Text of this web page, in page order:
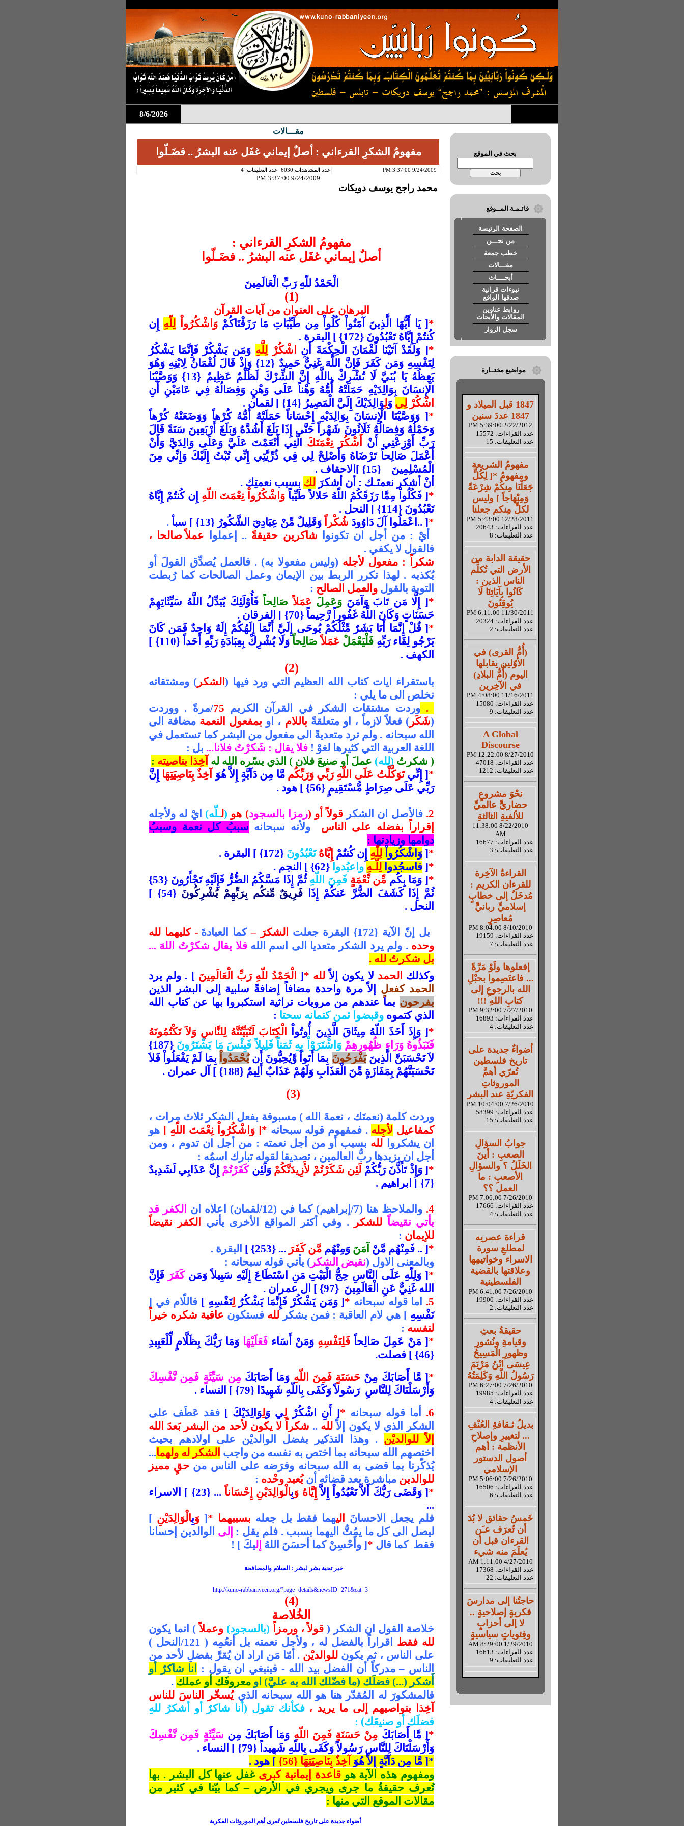
8/6/2026
بحث في الموقع
قائـمـة المــوقع
الصفحة الرئيسة
من نحـــن
خطب جمعة
مقـــالات
أبحــــاث
نبوءات قرانية
صدقها الواقع
روابط عناوين
المقالات والأبحاث
سجل الزوار
مواضيع مختــارة
1847 قبل الميلاد و
1847 عددَ سنين
2/22/2012 5:39:00 PM
عدد القراءات: 15572
عدد التعليقات: 15
مفهومُ الشريعة
ومفهومُ *[ لِكُلٍّ
جَعَلْنَا مِنكُمْ شِرْعَةً
وَمِنْهَاجاً ] وليس
لكلٍّ مِنكم جعلنا
12/28/2011 5:43:00 PM
عدد القراءات: 20643
عدد التعليقات: 8
حقيقة الدابة من
الأرض التي تُكلِّم
الناس الذين :
كَانُوا بِآيَاتِنَا لَا
يُوقِنُونَ
11/30/2011 6:11:00 PM
عدد القراءات: 20324
عدد التعليقات: 2
(أُمُّ القرى) في
الأوّلين يقابلها
اليوم (أُمُّ البلادِ)
في الآخِرين
11/16/2011 4:08:00 PM
عدد القراءات: 15080
عدد التعليقات: 9
A Global
Discourse
8/27/2010 12:22:00 PM
عدد القراءات: 47018
عدد التعليقات: 1212
نحْوَ مشروعٍ
حضاريٍّ عالميٍّ
للألفيةِ الثالثةِ
8/22/2010 11:38:00
AM
عدد القراءات: 16677
عدد التعليقات: 3
القراءةُ الآخِرة
للقرءان الكريم :
مُدخَلٌ إلى خطابٍ
إسلاميٍّ ربانيٍّ
مُعاصِرٍ
8/10/2010 8:04:00 PM
عدد القراءات: 19159
عدد التعليقات: 7
إفعلوها ولَوْ مَرَّةً
... فاعتَصِموا بحبْلِ
الله بالرجوعِ إلى
كتابِ اللهِ !!!
7/27/2010 9:32:00 PM
عدد القراءات: 16893
عدد التعليقات: 4
أضواءٌ جديدة على
تاريخ فلسطين
تُعرّي أهمَّ
الموروثاتِ
الفكريّةِ عند البشر
7/26/2010 10:04:00 PM
عدد القراءات: 58399
عدد التعليقات: 15
جوابُ السؤالِ
الصعبِ : أينَ
الخَلَلُ ؟ والسؤالِ
الأصعبِ : ما
العمل ؟؟
7/26/2010 7:06:00 PM
عدد القراءات: 17666
عدد التعليقات: 4
قراءة عصريه
لمطلعِ سورة
الاسراء وخواتيمِها
وعلاقتها بالقضية
الفلسطينية
7/26/2010 6:41:00 PM
عدد القراءات: 19900
عدد التعليقات: 2
حقيقةُ بعثِ
وقيامةِ ونُشورِ
وظهورِ الْمَسِيحُ
عِيسَى ابْنُ مَرْيَمَ
رَسُولُ اللّهِ وَكَلِمَتُهُ
7/26/2010 6:27:00 PM
عدد القراءات: 19985
عدد التعليقات: 4
بديلُ ثـقافةِ العُنْفِ
... لتغييرِ وإصلاحِ
الأنظمة : أهم
أصول الدستور
الإسلامي
7/26/2010 5:06:00 PM
عدد القراءات: 16506
عدد التعليقات: 6
خَمسُ حقائق لا بُدَ
أن تُعرَف عـَن
القرءان قبل أن
يُعلَمَ منه شيء
4/27/2010 1:11:00 AM
عدد القراءات: 17368
عدد التعليقات: 22
حاجتُنا إلى مدارسَ
فكريةٍ إصلاحيةٍ ..
لا إلى أحزابٍ
وفِئوياتٍ سياسيةٍ
1/29/2010 8:29:00 AM
عدد القراءات: 16613
عدد التعليقات: 9
مقـــالات
مفهومُ الشكرِ القرءاني : أصلٌ إيماني غفَل عنه البشرُ .. فضَـلّوا
9/24/2009 3:37:00 PM عدد المشاهدات:6030 عدد التعليقات: 4
9/24/2009 3:37:00 PM
محمد راجح يوسف دويكات
مفهومُ الشكرِ القرءاني :
أصلٌ إيماني غفَل عنه البشرُ .. فضَـلّوا
الْحَمْدُ للّهِ رَبِّ الْعَالَمِينَ
(1)
البرهان على العنوان من آيات القرآن
*[ يَا أَيُّهَا الَّذِينَ آمَنُواْ كُلُواْ مِن طَيِّبَاتِ مَا رَزَقْنَاكُمْ وَاشْكُرُواْ لِلّهِ
إِن
كُنتُمْ إِيَّاهُ تَعْبُدُونَ {172}
[ البقرة .
*[ وَلَقَدْ آتَيْنَا لُقْمَانَ الْحِكْمَةَ أَنِ اشْكُرْلِلَّهِ وَمَن يَشْكُرْ فَإِنَّمَا يَشْكُرُ
لِنَفْسِهِ وَمَن كَفَرَ فَإِنَّ اللَّهَ غَنِيٌّ حَمِيدٌ {12} وَإِذْ قَالَ لُقْمَانُ لِابْنِهِ وَهُوَ
يَعِظُهُ يَا بُنَيَّ لَا تُشْرِكْ بِاللَّهِ إِنَّ الشِّرْكَ لَظُلْمٌ عَظِيمٌ {13} وَوَصَّيْنَا
الْإِنسَانَ بِوَالِدَيْهِ حَمَلَتْهُ أُمُّهُ وَهْناً عَلَى وَهْنٍ وَفِصَالُهُ فِي عَامَيْنِ أَنِ
اشْكُرْ لِي وَلِوَالِدَيْكَ إِلَيَّ الْمَصِيرُ {14} [ لقمان .
*[ وَوَصَّيْنَا الْإِنسَانَ بِوَالِدَيْهِ إِحْسَاناً حَمَلَتْهُ أُمُّهُ كُرْهاً وَوَضَعَتْهُ كُرْهاً
وَحَمْلُهُ وَفِصَالُهُ ثَلَاثُونَ شَهْراً حَتَّى إِذَا بَلَغَ أَشُدَّهُ وَبَلَغَ أَرْبَعِينَ سَنَةً قَالَ
رَبِّ أَوْزِعْنِي أَنْ
أَشْكُرَ نِعْمَتَكَ الَّتِي أَنْعَمْتَ عَلَيَّ وَعَلَى وَالِدَيَّ وَأَنْ
أَعْمَلَ صَالِحاً تَرْضَاهُ وَأَصْلِحْ لِي فِي ذُرِّيَّتِي إِنِّي تُبْتُ إِلَيْكَ وَإِنِّي مِنَ
الْمُسْلِمِينَ
{15}
[ الاحقاف .
أنْ أشكر نعمتَـك : أن أشكرَ لك بسبب نعمتِك .
*[ فَكُلُواْ مِمَّا رَزَقَكُمُ اللّهُ حَلالاً طَيِّباً وَاشْكُرُواْ نِعْمَتَ اللّهِ إِن كُنتُمْ إِيَّاهُ
تَعْبُدُونَ {114}
[ النحل .
*[ ..اعْمَلُوا آلَ دَاوُودَ شُكْراً وَقَلِيلٌ مِّنْ عِبَادِيَ الشَّكُورُ {13} [ سبأ .
أيْ : من أجل ان تكونوا شاكرين حقيقةً .. إعملوا عملاً صالحا ،
فالقول لا يكفي .
شكراً : مفعول لأجله (وليس مفعولا به) . فالعمل يُصدِّق القولَ أو
يُكذبه . لهذا تكرر الربط بين الإيمان وعمل الصالحات كما رُبطت
التوبة بالقول والعمل الصالح :
*[ إِلَّا مَن تَابَ وَآمَنَ وَعَمِلَ عَمَلاً صَالِحاً فَأُوْلَئِكَ يُبَدِّلُ اللَّهُ سَيِّئَاتِهِمْ
حَسَنَاتٍ وَكَانَ اللَّهُ غَفُوراً رَّحِيماً {70} ] الفرقان .
*[ قُلْ إِنَّمَا أَنَا بَشَرٌ مِّثْلُكُمْ يُوحَى إِلَيَّ أَنَّمَا إِلَهُكُمْ إِلَهٌ وَاحِدٌ فَمَن كَانَ
يَرْجُو لِقَاء رَبِّهِ فَلْيَعْمَلْ عَمَلاًصَالِحاً
وَلَا يُشْرِكْ بِعِبَادَةِ رَبِّهِ أَحَداً {110}‏ ]
الكهف .
(2)
باستقراء ايات كتاب الله العظيم التي ورد فيها ( الشكر) ومشتقاته
نخلص الى ما يلي :
وردت مشتقات الشكر في القرآن الكريم 75/مرةً . ووردت
(شَكَر ) فعلاً لازماً ، او متعلقةً باللام ، او بمفعول النعمة مضافة الى
الله سبحانه . ولم ترد متعديةً الى مفعول من البشر كما تستعمل في
اللغة العربية التي كثيرها لغوْ ! فلا يقال : شَكرْتُ فلانا... بل :
( شكرتُ (لِله) عملَ أو صنيعَ فلان ) الذي يسّره الله له آخِذا بناصيته :
*[ إِنِّيتَوَكَّلْتُ عَلَى اللّهِ رَبِّي وَرَبِّكُم مَّا مِن دَآبَّةٍ إِلاَّ هُوَ آخِذٌ بِنَاصِيَتِهَا إِنَّ
رَبِّي عَلَى صِرَاطٍ مُّسْتَقِيمٍ {56} ] هود .
2. فالأصل ان الشكرقولاً أو (رمزا بالسجود) هو (لـلّه) ايْ له ولأجله
إقراراً بفضله على الناس
ولأنه سبحانه سببُ كل نعمة وسببُ
دوامها وزيادتها :
*
[ وَاشْكُرُواْ لِلّّهِ إِن كُنتُمْ إِيَّاهُ تَعْبُدُونَ {172}
[ البقرة .
*
[ فاسجُدوا لِلّـهِ واعبُدوا {62} ] النجم .
*[ وَمَا بِكُم مِّن نِّعْمَةٍ فَمِنَ اللّهِ
ثُمَّ إِذَا مَسَّكُمُ الضُّرُّ فَإِلَيْهِ تَجْأَرُونَ {53}
ثُمَّ إِذَا كَشَفَ الضُّرَّ عَنكُمْ إِذَا فَرِيقٌ مِّنكُم بِرَبِّهِمْ يُشْرِكُونَ
{54} ‏]
النحل .
بل إنّ الآية {172} البقرة جعلت الشكرَ –كما العبادةَ - كليهما لله
وحده. ولم يرد الشكر متعديا الى اسم اللهفلا يقال شكرْتُ اللهَ ...
بل شكرتُ لله .
وكذلك الحمد لا يكون إلاّلله *
[ الْحَمْدُ للّهِ رَبِّ الْعَالَمِينَ ] . ولم يرد
الحمد كفعلٍ إلاّ مرة واحدة مضافاً إضافةً سلبية إلى البشر الذين
يفرحون بما عندهم من مرويات تراثية استكبروا بها عن كتاب الله
الذي كتموه وقبضوا ثمن كتمانه سحتا :
*
[وَإِذَ أَخَذَ اللّهُ مِيثَاقَ الَّذِينَ أُوتُواْ
الْكِتَابَ لَتُبَيِّنُنَّهُ لِلنَّاسِ وَلاَ تَكْتُمُونَهُ
فَنَبَذُوهُ وَرَاء ظُهُورِهِمْ وَاشْتَرَوْاْ بِهِ ثَمَناً قَلِيلاً فَبِئْسَ مَا يَشْتَرُونَ {187}
لاَ تَحْسَبَنَّ الَّذِينَيَفْرَحُونَ بِمَا أَتَواْ وَّيُحِبُّونَ أَنيُحْمَدُواْ بِمَا لَمْ يَفْعَلُواْ فَلاَ
تَحْسَبَنَّهُمْ بِمَفَازَةٍ مِّنَ الْعَذَابِ وَلَهُمْ عَذَابٌ أَلِيمٌ {188} ]
آل عمران .
(3)
وردت كلمة (نعمتَك ، نعمةَ الله ) مسبوقة بفعل الشكر ثلاث مرات ،
كمفاعيل لأجِله . فمفهوم قوله سبحانه *
]وَاشْكُرُواْ نِعْمَتَ اللّهِ[ هو
ان يشكروا لله بسبب أو من أجل نعمته : من أجل ان تدوم ، ومن
أجل ان يزيدها ربُّ العالمين ، تصديقا لقوله تبارك اسمُه :
*
[وَإِذْ تَأَذَّنَ رَبُّكُمْ لَئِن شَكَرْتُمْ لأَزِيدَنَّكُمْ وَلَئِنكَفَرْتُمْ إِنَّ عَذَابِي لَشَدِيدٌ
{7}
[ ابراهيم .
4. والملاحظ هنا (7/إبراهيم) كما في (12/لقمان) اعلاه ان
الكفر قد
يأتي نقيضاً للشكر. وفي أكثر المواقع الأخرى يأتي
الكفر نقيضاً
للإيمان :
*
[ .. فَمِنْهُم مَّنْ آمَنَ وَمِنْهُم مَّن كَفَرَ ... {253}
] البقرة .
وبالمعنى الاول (نقيض الشكر ) يأتي قوله سبحانه :
*
[وَلِلّهِ عَلَى النَّاسِ حِجُّ الْبَيْتِ مَنِ اسْتَطَاعَ إِلَيْهِ سَبِيلاً وَمَنكَفَرَ فَإِنَّ
الله غَنِيٌّ عَنِ الْعَالَمِينَ {97}
] ال عمران .
5.
اما قوله سبحانه *
[وَمَن يَشْكُرْ فَإِنَّمَا يَشْكُرُلِنَفْسِهِ [ فاللّام في ]
نَفْسِهِ [ هي لام العاقبة : فمن يشكرلله فستكون عاقبة شكره خيراً
لنفسه :
*
[مَنْ عَمِلَ صَالِحاً فَلِنَفْسِهِ وَمَنْ أَسَاءفَعَلَيْهَا وَمَا رَبُّكَ بِظَلَّامٍ لِّلْعَبِيدِ
{46}‏
[ فصلت.
*[ مَّا أَصَابَكَ مِنْ حَسَنَةٍ فَمِنَ اللّهِ وَمَا أَصَابَكَمِن سَيِّئَةٍ فَمِن نَّفْسِكَ
وَأَرْسَلْنَاكَ لِلنَّاسِ رَسُولاً وَكَفَى بِاللّهِ شَهِيدًا {79} ] النساء .
6.
أما قوله سبحانه *
[ أَنِ اشْكُرْ لِي وَلِوَالِدَيْكَ [ فقد عَطَف على
الشكر الذي لا يكون إلاّ لله .. شكراً لا يكون لأحد من البشر بَعدَ الله
إلاّ للوالديْن . وهذا التذكير بفضل الوالديْن على اولادهم بحيث
اختصهم الله سبحانه بما اختص به نفسه من واجب الشكر له ولهما...
يُذكّرنا بما قضى به الله سبحانه وفرَضه على الناس منحقٍ مميز
للوالدين مباشرة بعد قضائه أنيُعبد وحْده :
*
[وَقَضَى رَبُّكَ أَلاَّ تَعْبُدُواْ إِلاَّ إِيَّاهُ وَبِالْوَالِدَيْنِ إِحْسَاناً ... {23}
] الاسراء
...
فلم يجعل الاحسانَ
اليهما فقط بل جعله بسببهما *
[وَبِالْوَالِدَيْنِ [
ليصل الى كل ما يمُتُّ اليهما بسبب . فلم يقل : إلى الوالدين إحسانا
فقط كما قال *[ وأَحْسِنْ كما أحسَنَ اللهُ إليكَ ] !
خير تحية بشر لبشر : السلام والمصافحة
http://kuno-rabbaniyeen.org/?page=details&newsID=271&cat=3
(4)
الخُلاصة
خلاصة القول ان الشكر ( قولاً ، ورمزاً (بالسجود) وعملاً) انما يكون
لله فقط
اقراراً بالفضل له ، ولأجل نعمته بل أنعُمِه ( 121/النحل )
على الناس ، ثم يكون للوالديْن . أمّا مَن اراد ان يُقرَّ بفضلٍ لأحد من
الناس – مدركاً أن الفضل بيد الله - فينبغي ان يقول :
انا شاكرٌ أو
أَشكر (...) فضلَك (ما فضّلك الله به عليَّ) او معروفَك أو عملك .
فالمشكورَ له المُقدّر هنا هو الله سبحانه الذييُسخّر الناسَ للناس
آخِذا بنواصيهم إلى ما يريد ،فكأنك تقول (أنا شاكرٌ أو أشكرُ للهِ
فضلَك أو صنيعَك) :
*
[ مَّا أَصَابَكَ مِنْ حَسَنَةٍ فَمِنَ اللّهِ وَمَا أَصَابَكَ مِن سَيِّئَةٍ فَمِن نَّفْسِكَ
وَأَرْسَلْنَاكَ لِلنَّاسِ رَسُولاً وَكَفَى بِاللّهِ شَهِيداً {79}
[ النساء .
*[ مَّا مِن دَآبَّةٍ إِلاَّ هُوَ آخِذٌ بِنَاصِيَتِهَا {56} ] هود .
ومفهوم هذه الآية هوقاعدة إيمانية كبرى غفل عنها كل البشر . بها
تُعرف حقيقةُ ما جرى ويجري في الأرض – كما بيّنا في كثير من
مقالات الموقع التي منها :
أضواء جديدة على تاريخ فلسطين تُعرى أهم الموروثات الفكرية